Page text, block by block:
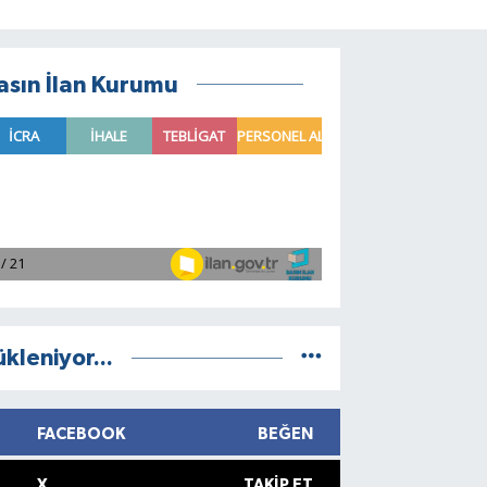
İlan Kurumu
FACEBOOK BEĞEN